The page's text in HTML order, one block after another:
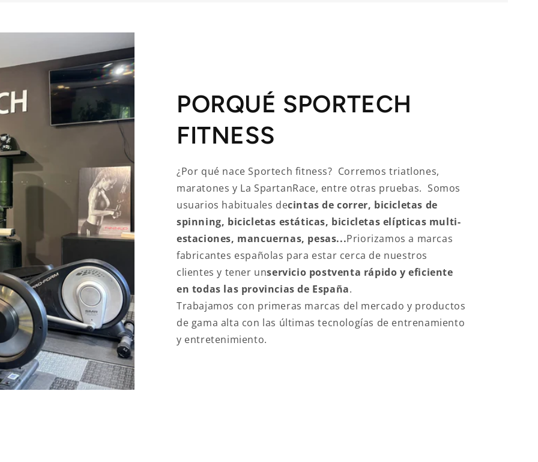
PORQUÉ SPORTECH
FITNESS
¿Por qué nace Sportech fitness? Corremos triatlones,
maratones y La SpartanRace, entre otras pruebas. Somos
usuarios habituales decintas de correr, bicicletas de
spinning, bicicletas estáticas, bicicletas elípticas multi-
estaciones, mancuernas, pesas...Priorizamos a marcas
fabricantes españolas para estar cerca de nuestros
clientes y tener unservicio postventa rápido y eficiente
en todas las provincias de España.
Trabajamos con primeras marcas del mercado y productos
de gama alta con las últimas tecnologías de entrenamiento
y entretenimiento.